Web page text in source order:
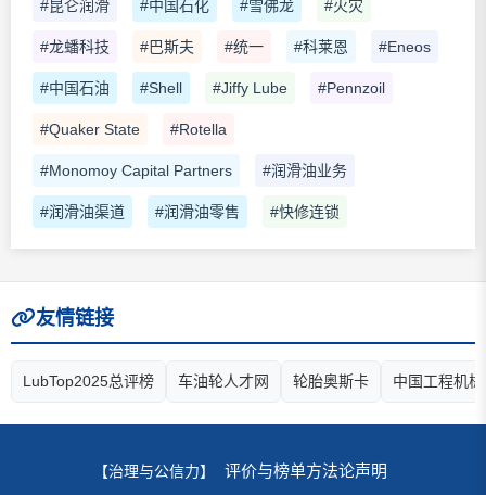
#昆仑润滑 #中国石化 #雪佛龙 #火灾
#龙蟠科技 #巴斯夫 #统一 #科莱恩 #Eneos
#中国石油 #Shell #Jiffy Lube #Pennzoil
#Quaker State #Rotella
#Monomoy Capital Partners #润滑油业务
#润滑油渠道 #润滑油零售 #快修连锁
友情链接
LubTop2025总评榜 车油轮人才网 轮胎奥斯卡 中国工程机
【治理与公信力】 评价与榜单方法论声明